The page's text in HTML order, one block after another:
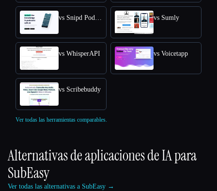
vs Snipd Podcast Summaries vs Sumly
vs WhisperAPI vs Voicetapp
vs Scribebuddy
Ver todas las herramientas comparables.
Alternativas de aplicaciones de IA para
SubEasy
Ver todas las alternativas a SubEasy →